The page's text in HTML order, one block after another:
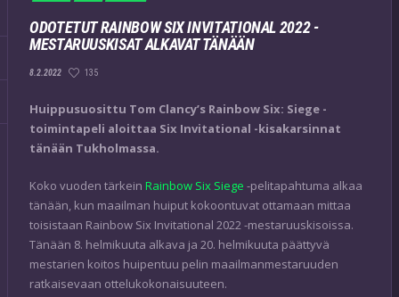
ODOTETUT RAINBOW SIX INVITATIONAL 2022 -
MESTARUUSKISAT ALKAVAT TÄNÄÄN
8.2.2022 135
Huippusuosittu Tom Clancy’s Rainbow Six: Siege -
toimintapeli aloittaa Six Invitational -kisakarsinnat
tänään Tukholmassa.
Koko vuoden tärkein Rainbow Six Siege -pelitapahtuma alkaa
tänään, kun maailman huiput kokoontuvat ottamaan mittaa
toisistaan Rainbow Six Invitational 2022 -mestaruuskisoissa.
Tänään 8. helmikuuta alkava ja 20. helmikuuta päättyvä
mestarien koitos huipentuu pelin maailmanmestaruuden
ratkaisevaan ottelukokonaisuuteen.